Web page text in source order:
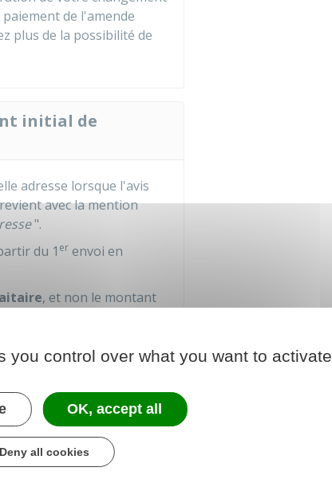
paiement de l'amende
plus de la possibilité de
initial de
adresse lorsque l'avis
avec la mention
".
du 1 er envoi en
, et non le montant
déjà fait
dans undélai de 3
forfaitaire. Le
votre carte grise ou à
you control over what you want to activate
OK, accept all
Deny all cookies